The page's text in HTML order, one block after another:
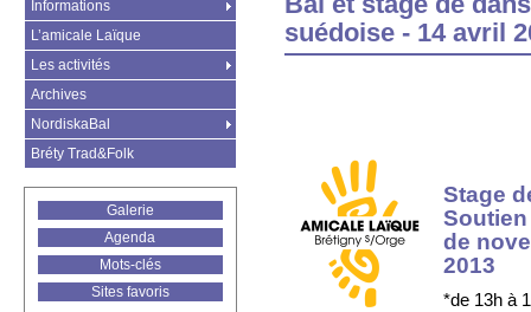
suédoise - 14 avril
Stage
de
2013
*de 13h à
Informations
L’amicale Laïque
Les activités
Archives
NordiskaBal
Bréty Trad&Folk
Galerie
Agenda
Mots-clés
Sites favoris